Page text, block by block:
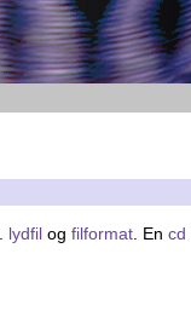
lydfil og filformat . En cd